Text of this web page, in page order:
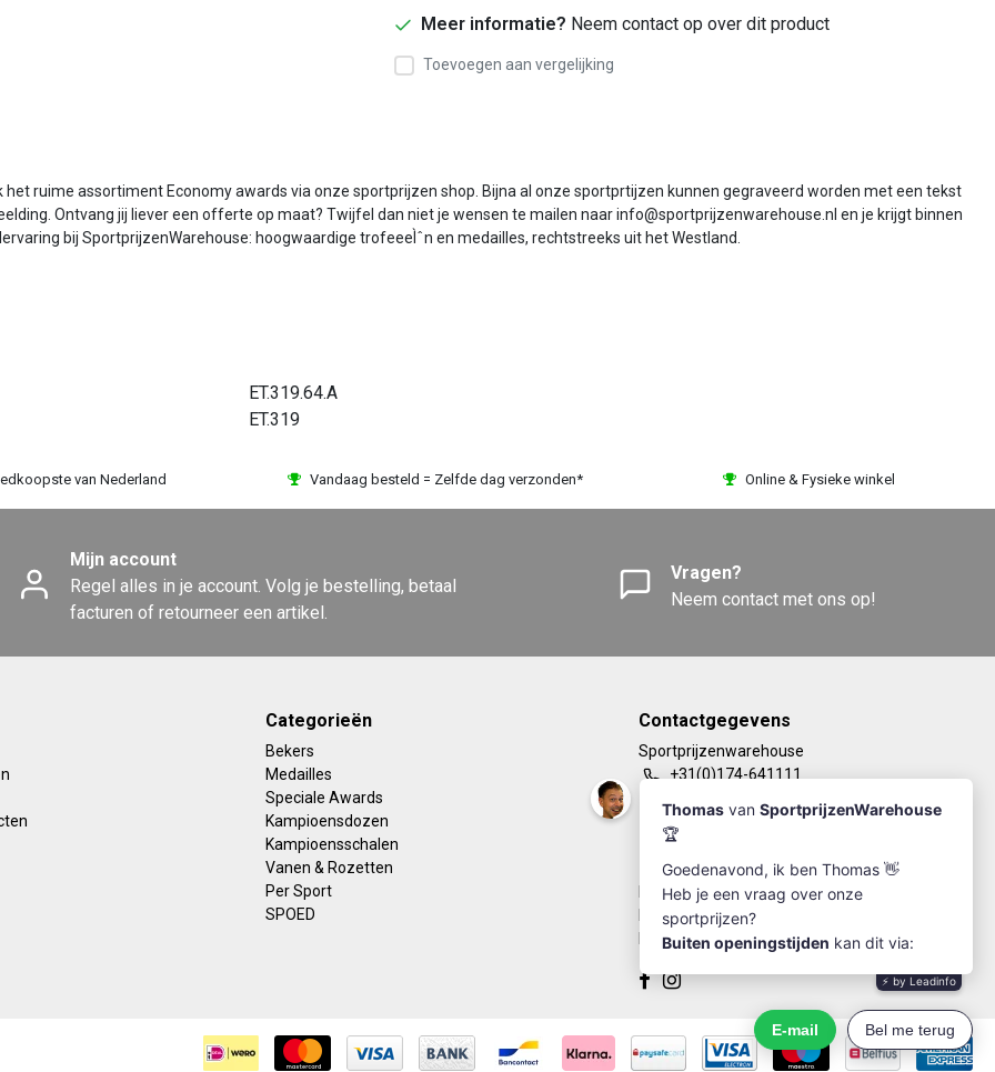
Meer informatie? Neem contact op over dit product
Toevoegen aan vergelijking
ruime assortiment Economy awards via onze sportprijzen shop. Bijna al onze sportprtijzen kunnen gegraveerd worden met een tekst
Ontvang jij liever een offerte op maat? Twijfel dan niet je wensen te mailen naar info@sportprijzenwarehouse.nl en je krijgt binnen
bij SportprijzenWarehouse: hoogwaardige trofeeeÌˆn en medailles, rechtstreeks uit het Westland.
ET.319.64.A
ET.319
van Nederland Vandaag besteld = Zelfde dag verzonden* Online & Fysieke winkel
Mijn account
Regel alles in je account. Volg je bestelling, betaal
facturen of retourneer een artikel.
Vragen?
Neem contact met ons op!
Categorieën
Bekers
Medailles
Speciale Awards
Kampioensdozen
Kampioensschalen
Vanen & Rozetten
Per Sport
SPOED
Contactgegevens
Sportprijzenwarehouse
+31(0)174-641111
info@sportprijzenwarehouse.nl
Kleine Woerdlaan 19
KvK Number: 63249286
BTW-number: NL002184030B77
Bankrekening: NL67RABO0125923279